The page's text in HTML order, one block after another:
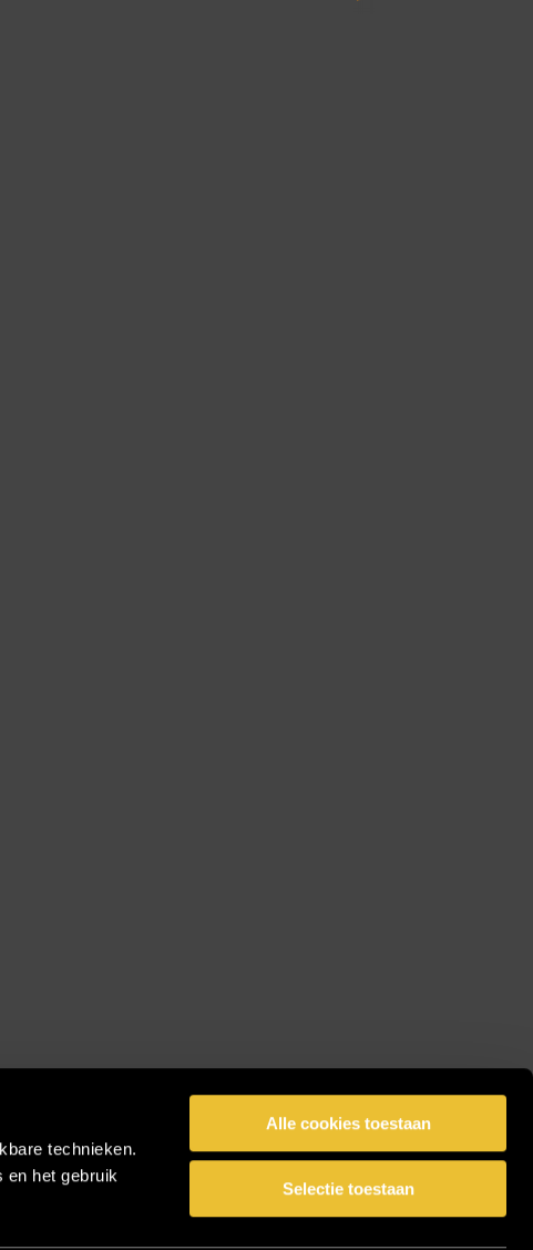
technieken.
en het gebruik
Alle cookies toestaan
Selectie toestaan